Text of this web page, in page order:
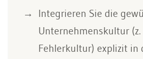
Integrieren Sie die
Unternehmenskultur (z.
Fehlerkultur) explizit in